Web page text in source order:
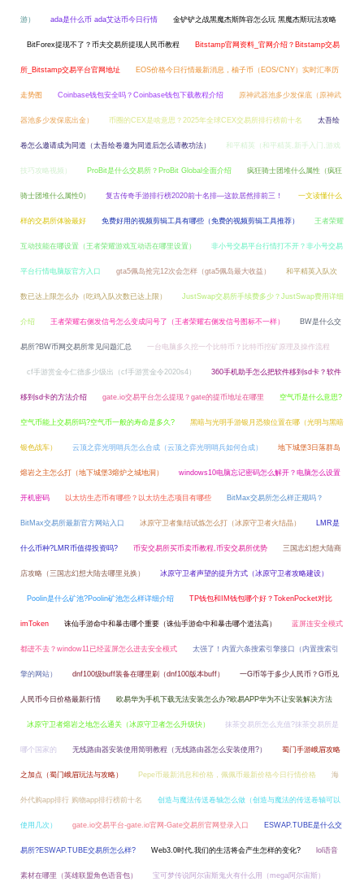
游） ada是什么币 ada艾达币今日行情 金铲铲之战黑魔杰斯阵容怎么玩 黑魔杰斯玩法攻略
BitForex提现不了？币夫交易所提现人民币教程 Bitstamp官网资料_官网介绍？Bitstamp交易
所_Bitstamp交易平台官网地址 EOS价格今日行情最新消息，柚子币（EOS/CNY）实时汇率历
走势图 Coinbase钱包安全吗？Coinbase钱包下载教程介绍 原神武器池多少发保底（原神武
器池多少发保底出金） 币圈的CEX是啥意思？2025年全球CEX交易所排行榜前十名 太吾绘
卷怎么邀请成为同道（太吾绘卷邀为同道后怎么请教功法） 和平精英（和平精英,新手入门,游戏
技巧攻略视频） ProBit是什么交易所？ProBit Global全面介绍 疯狂骑士团堆什么属性（疯狂
骑士团堆什么属性0） 复古传奇手游排行榜2020前十名排—这款居然排前三！ 一文读懂什么
样的交易所体验最好 免费好用的视频剪辑工具有哪些（免费的视频剪辑工具推荐） 王者荣耀
互动技能在哪设置（王者荣耀游戏互动语在哪里设置） 非小号交易平台行情打不开？非小号交易
平台行情电脑版官方入口 gta5佩岛抢完12次会怎样（gta5佩岛最大收益） 和平精英入队次
数已达上限怎么办（吃鸡入队次数已达上限） JustSwap交易所手续费多少？JustSwap费用详细
介绍 王者荣耀右侧发信号怎么变成问号了（王者荣耀右侧发信号图标不一样） BW是什么交
易所?BW币网交易所常见问题汇总 一台电脑多久挖一个比特币？比特币挖矿原理及操作流程
cf手游赏金令仁德多少级出（cf手游赏金令2020s4） 360手机助手怎么把软件移到sd卡？软件
移到sd卡的方法介绍 gate.io交易平台怎么提现？gate的提币地址在哪里 空气币是什么意思?
空气币能上交易所吗?空气币一般的寿命是多久? 黑暗与光明手游银月恐狼位置在哪（光明与黑暗
银色战车） 云顶之弈光明哨兵怎么合成（云顶之弈光明哨兵如何合成） 地下城堡3日落群岛
熔岩之主怎么打（地下城堡3熔炉之城地洞） windows10电脑忘记密码怎么解开？电脑怎么设置
开机密码 以太坊生态币有哪些？以太坊生态项目有哪些 BitMax交易所怎么样正规吗？
BitMax交易所最新官方网站入口 冰原守卫者集结试炼怎么打（冰原守卫者火结晶） LMR是
什么币种?LMR币值得投资吗? 币安交易所买币卖币教程,币安交易所优势 三国志幻想大陆商
店攻略（三国志幻想大陆去哪里兑换） 冰原守卫者声望的提升方式（冰原守卫者攻略建设）
Poolin是什么矿池?Poolin矿池怎么样详细介绍 TP钱包和IM钱包哪个好？TokenPocket对比
imToken 诛仙手游命中和暴击哪个重要（诛仙手游命中和暴击哪个道法高） 蓝屏连安全模式
都进不去？window11已经蓝屏怎么进去安全模式 太强了！内置六条搜索引擎接口（内置搜索引
擎的网站） dnf100级buff装备在哪里刷（dnf100版本buff） 一G币等于多少人民币？G币兑
人民币今日价格最新行情 欧易华为手机下载无法安装怎么办?欧易APP华为不让安装解决方法
冰原守卫者熔岩之地怎么通关（冰原守卫者怎么升级快） 抹茶交易所怎么充值?抹茶交易所是
哪个国家的 无线路由器安装使用简明教程（无线路由器怎么安装使用?） 蜀门手游峨眉攻略
之加点（蜀门峨眉玩法与攻略） Pepe币最新消息和价格，佩佩币最新价格今日行情价格 海
外代购app排行 购物app排行榜前十名 创造与魔法传送卷轴怎么做（创造与魔法的传送卷轴可以
使用几次） gate.io交易平台-gate.io官网-Gate交易所官网登录入口 ESWAP.TUBE是什么交
易所?ESWAP.TUBE交易所怎么样? Web3.0时代,我们的生活将会产生怎样的变化? lol语音
素材在哪里（英雄联盟角色语音包） 宝可梦传说阿尔宙斯鬼火有什么用（mega阿尔宙斯）